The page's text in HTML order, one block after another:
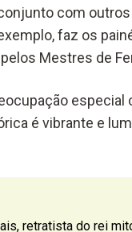
com
faz os
Mestres de
especial
é vibrante e
retratista do rei